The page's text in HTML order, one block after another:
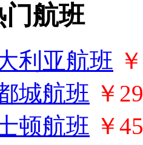
门航班
利亚航班
城航班 ￥
顿航班 ￥